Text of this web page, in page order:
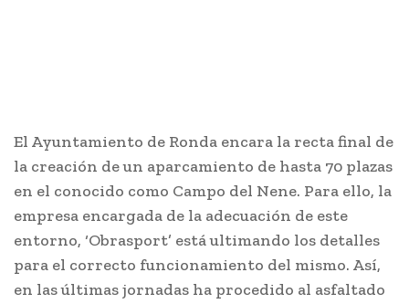
El Ayuntamiento de Ronda encara la recta final de
la creación de un aparcamiento de hasta 70 plazas
en el conocido como Campo del Nene. Para ello, la
empresa encargada de la adecuación de este
entorno, ‘Obrasport’ está ultimando los detalles
para el correcto funcionamiento del mismo. Así,
en las últimas jornadas ha procedido al asfaltado